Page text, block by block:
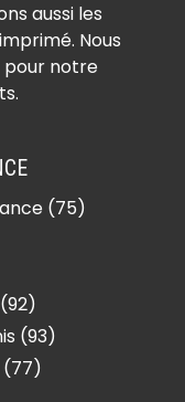
(78770)
(78770)
(78580)
sur-
(78910)
(78270)
(78650)
en-Mantois
aussi les
Nous
pour notre
(75)
(93)
(77)